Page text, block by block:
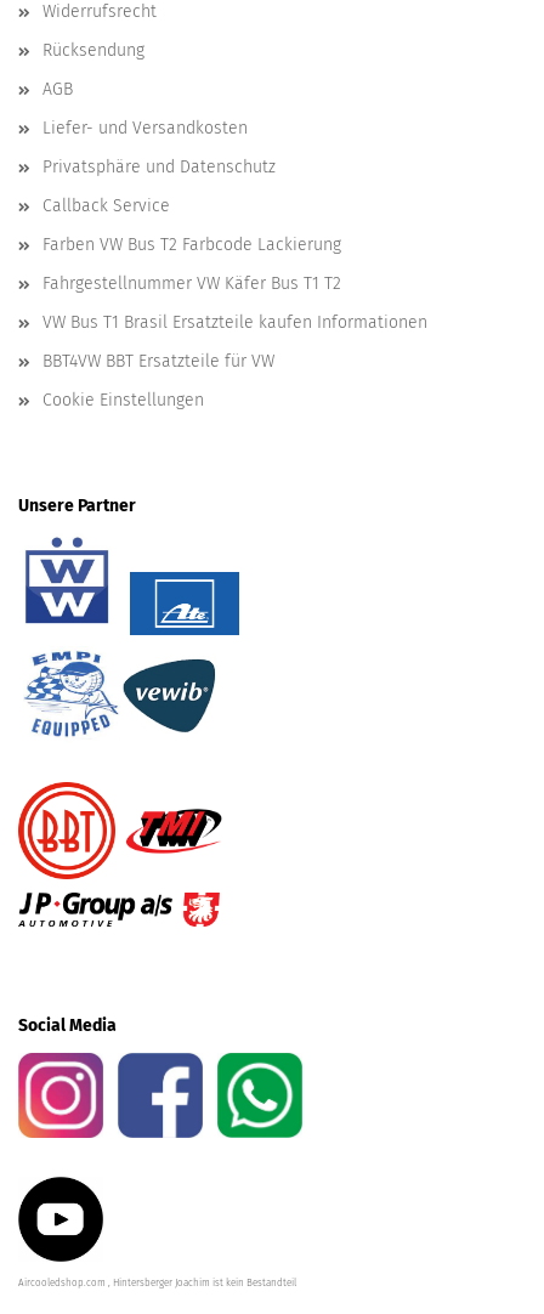
Widerrufsrecht
Rücksendung
AGB
Liefer- und Versandkosten
Privatsphäre und Datenschutz
Callback Service
Farben VW Bus T2 Farbcode Lackierung
Fahrgestellnummer VW Käfer Bus T1 T2
VW Bus T1 Brasil Ersatzteile kaufen Informationen
BBT4VW BBT Ersatzteile für VW
Cookie Einstellungen
Unsere Partner
Social Media
Aircooledshop.com , Hintersberger Joachim ist kein Bestandteil